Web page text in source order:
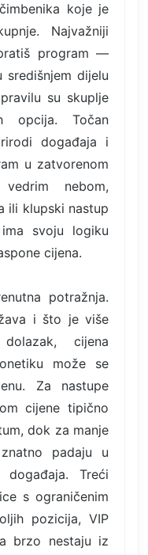
koje je
Najvažniji
program —
dijelu
su skuplje
opcija. Točan
događaja i
u zatvorenom
nebom,
ili klupski nastup
svoju logiku
cijena.
potražnja.
i što je više
cijena
može se
Za nastupe
cijene tipično
dok za manje
padaju u
Treći
s ograničenim
pozicija, VIP
brzo nestaju iz